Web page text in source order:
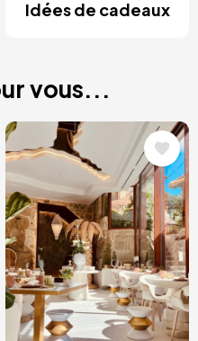
Idées de cadeaux
vous...
Image